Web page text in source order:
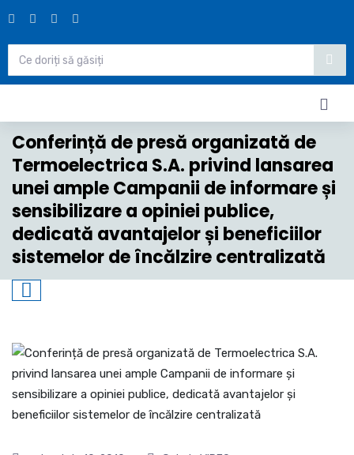
Conferință de presă organizată de
Termoelectrica S.A. privind lansarea
unei ample Campanii de informare și
sensibilizare a opiniei publice,
dedicată avantajelor și beneficiilor
sistemelor de încălzire centralizată